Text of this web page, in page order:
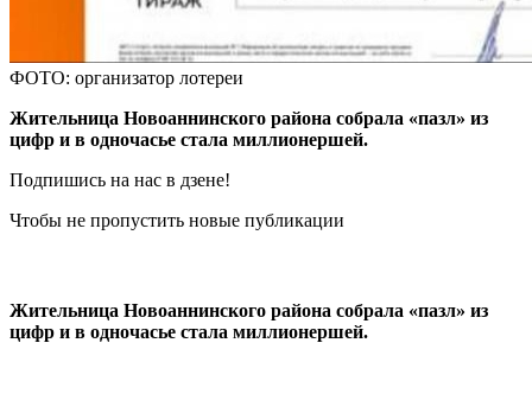
ФОТО: организатор лотереи
Жительница Новоаннинского района собрала «пазл» из
цифр и в одночасье стала миллионершей.
Подпишись на нас в дзене!
Чтобы не пропустить новые публикации
Жительница Новоаннинского района собрала «пазл» из
цифр и в одночасье стала миллионершей.